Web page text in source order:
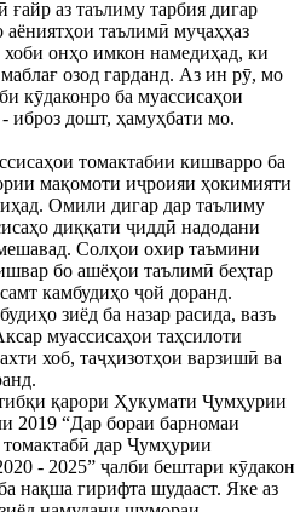
аз таълиму тарбия дигар
таълимӣ муҷаҳҳаз
онҳо имкон намедиҳад, ки
озод гарданд. Аз ин рӯ, мо
кӯдаконро ба муассисаҳои
иброз дошт, ҳамуҳбати мо.
томактабии кишварро ба
мақомоти иҷроияи ҳокимияти
Омили дигар дар таълиму
диққати ҷиддӣ надодани
Солҳои охир таъмини
бо ашёҳои таълимӣ беҳтар
камбудиҳо ҷой доранд.
зиёд ба назар расида, вазъ
муассисаҳои таҳсилоти
хоб, таҷҳизотҳои варзишӣ ва
қарори Ҳукумати Ҷумҳурии
2019 “Дар бораи барномаи
дар Ҷумҳурии
- 2025” ҷалби бештари кӯдакон
нақша гирифта шудааст. Яке аз